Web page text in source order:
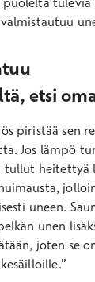
etsi
piristää sen
Jos lämpö
heitettyä
uneen.
unen
joten se